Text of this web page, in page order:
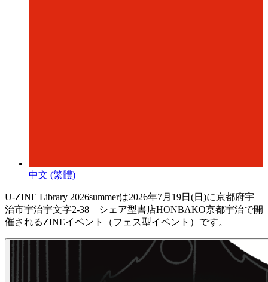
中文 (繁體)
U-ZINE Library 2026summerは2026年7月19日(日)に京都府宇
治市宇治宇文字2-38 シェア型書店HONBAKO京都宇治で開
催されるZINEイベント（フェス型イベント）です。